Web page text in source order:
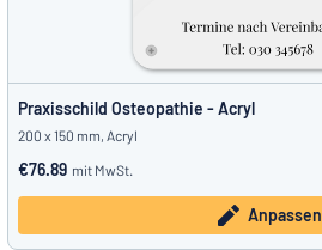
Praxisschild Osteopathie - Acryl
200 x 150 mm, Acryl
€76.89 mit MwSt.
Anpassen